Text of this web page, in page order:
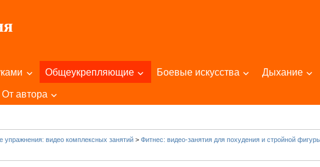
Общеукрепляющие Боевые искусства Дыхание
От автора
видео комплексных занятий > Фитнес: видео-занятия для похудения и стройной